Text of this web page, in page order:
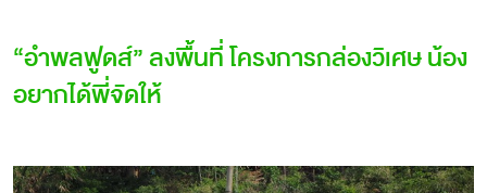
“อำพลฟูดส์” ลงพื้นที่ โครงการกล่องวิเศษ น้อง
อยากได้พี่จัดให้